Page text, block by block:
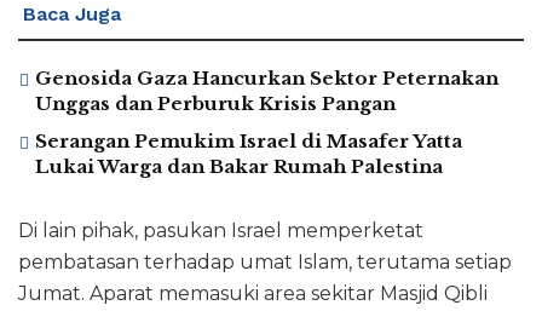
Baca Juga
Genosida Gaza Hancurkan Sektor Peternakan
Unggas dan Perburuk Krisis Pangan
Serangan Pemukim Israel di Masafer Yatta
Lukai Warga dan Bakar Rumah Palestina
Di lain pihak, pasukan Israel memperketat
pembatasan terhadap umat Islam, terutama setiap
Jumat. Aparat memasuki area sekitar Masjid Qibli